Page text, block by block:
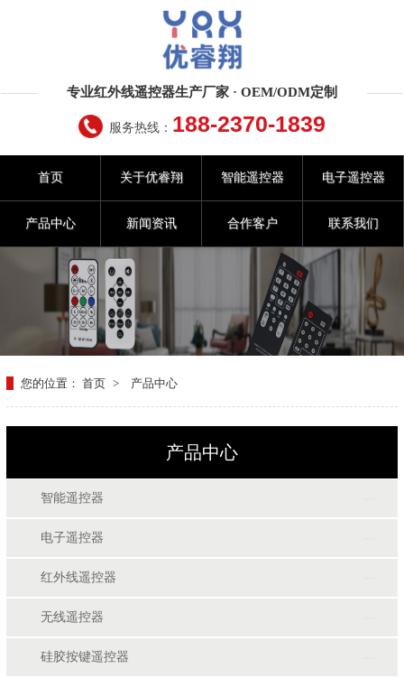
专业红外线遥控器生产厂家 · OEM/ODM定制
服务热线： 188-2370-1839
首页 关于优睿翔 智能遥控器 电子遥控器
产品中心 新闻资讯 合作客户 联系我们
您的位置： 首页 > 产品中心
产品中心
智能遥控器
电子遥控器
红外线遥控器
无线遥控器
硅胶按键遥控器